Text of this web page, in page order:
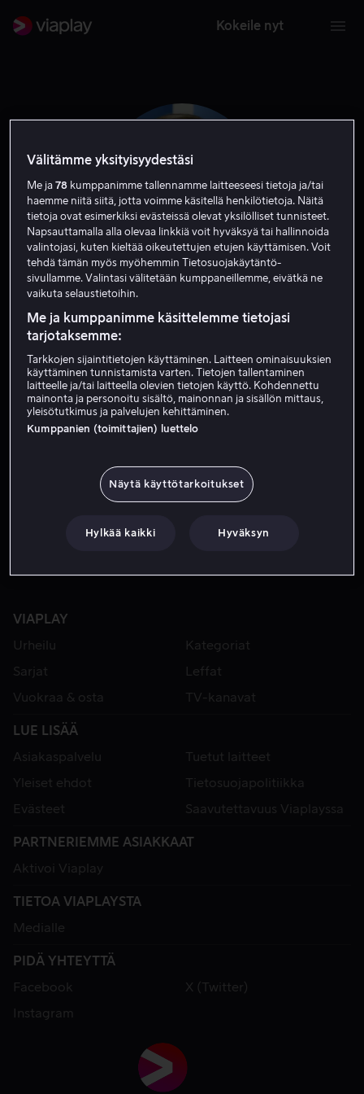
Kokeile nyt
Mark McKinney
VIAPLAY
Urheilu
Kategoriat
Sarjat
Leffat
Vuokraa & osta
TV-kanavat
LUE LISÄÄ
Asiakaspalvelu
Tuetut laitteet
Yleiset ehdot
Tietosuojapolitiikka
Evästeet
Saavutettavuus Viaplayssa
PARTNERIEMME ASIAKKAAT
Aktivoi Viaplay
TIETOA VIAPLAYSTA
Medialle
PIDÄ YHTEYTTÄ
Facebook
X (Twitter)
Instagram
Välitämme yksityisyydestäsi
Me ja78 kumppanimme tallennamme laitteeseesi tietoja ja/tai
haemme niitä siitä, jotta voimme käsitellä henkilötietoja. Näitä
tietoja ovat esimerkiksi evästeissä olevat yksilölliset tunnisteet.
Napsauttamalla alla olevaa linkkiä voit hyväksyä tai hallinnoida
valintojasi, kuten kieltää oikeutettujen etujen käyttämisen. Voit
tehdä tämän myös myöhemmin Tietosuojakäytäntö-
sivullamme. Valintasi välitetään kumppaneillemme, eivätkä ne
vaikuta selaustietoihin.
Me ja kumppanimme käsittelemme tietojasi
tarjotaksemme:
Tarkkojen sijaintitietojen käyttäminen. Laitteen ominaisuuksien
käyttäminen tunnistamista varten. Tietojen tallentaminen
laitteelle ja/tai laitteella olevien tietojen käyttö. Kohdennettu
mainonta ja personoitu sisältö, mainonnan ja sisällön mittaus,
yleisötutkimus ja palvelujen kehittäminen.
Kumppanien (toimittajien) luettelo
Näytä käyttötarkoitukset
Hylkää kaikki Hyväksyn